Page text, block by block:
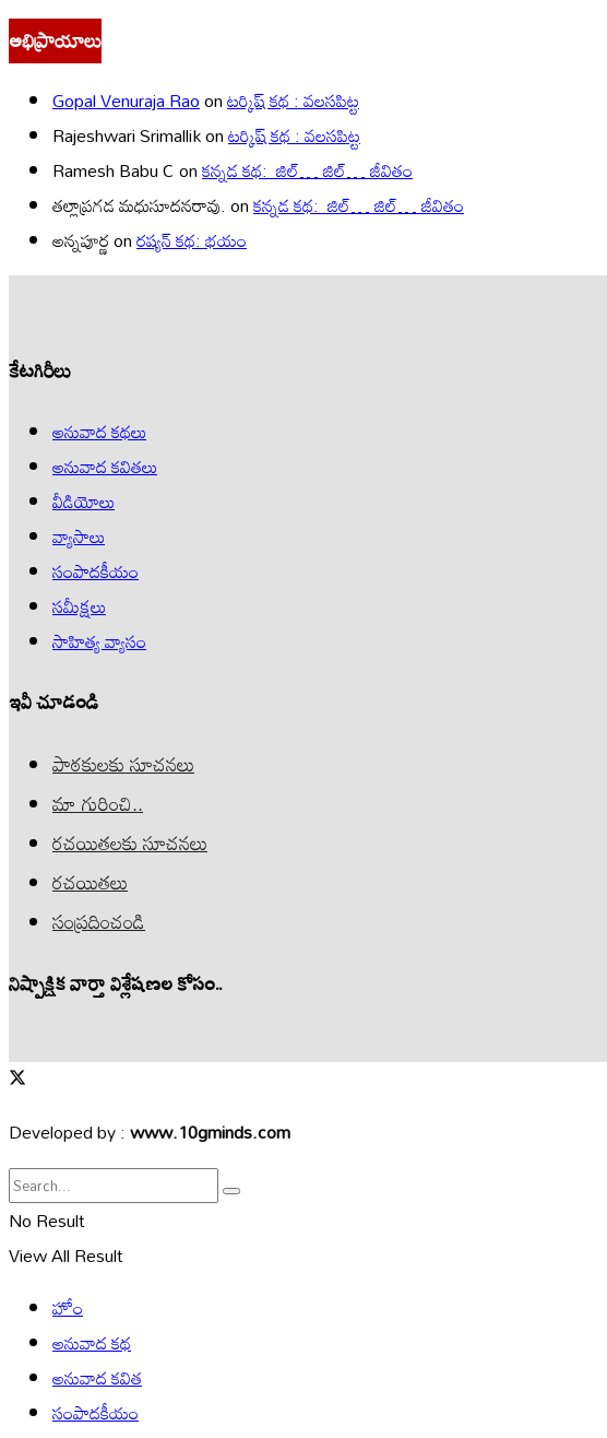
అభిప్రాయాలు
Gopal Venuraja Raoonటర్కిష్ కథ : వలసపిట్ట
Rajeshwari Srimallikonటర్కిష్ కథ : వలసపిట్ట
Ramesh Babu Conకన్నడ కథ: జిల్… జిల్… జీవితం
తల్లాప్రగడ మధుసూదనరావు.onకన్నడ కథ: జిల్… జిల్… జీవితం
అన్నపూర్ణonరష్యన్ కథ: భయం
కేటగిరీలు
అనువాద కథలు
అనువాద కవితలు
వీడియోలు
వ్యాసాలు
సంపాదకీయం
సమీక్షలు
సాహిత్య వ్యాసం
ఇవీ చూడండి
పాఠకులకు సూచనలు
మా గురించి..
రచయితలకు సూచనలు
రచయితలు
సంప్రదించండి
నిష్పాక్షిక వార్తా విశ్లేషణల కోసం..
Developed by :www.10gminds.com
No Result
View All Result
హోం
అనువాద కథ
అనువాద కవిత
సంపాదకీయం